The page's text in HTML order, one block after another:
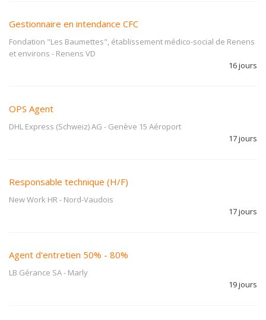
Gestionnaire en intendance CFC
Fondation "Les Baumettes", établissement médico-social de Renens
et environs - Renens VD
16 jours
OPS Agent
DHL Express (Schweiz) AG - Genève 15 Aéroport
17 jours
Responsable technique (H/F)
New Work HR- Nord-Vaudois
17 jours
Agent d'entretien 50% - 80%
LB Gérance SA- Marly
19 jours